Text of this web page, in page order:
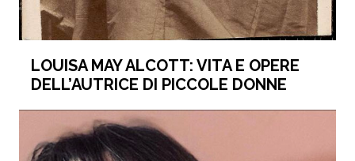
LOUISA MAY ALCOTT: VITA E OPERE
DELL’AUTRICE DI PICCOLE DONNE